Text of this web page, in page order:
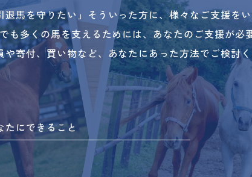
退馬を守りたい」そういった方に、様々なご支援を
も多くの馬を支えるためには、あなたのご支援が必
や寄付、買い物など、あなたにあった方法でご検討
たにできること